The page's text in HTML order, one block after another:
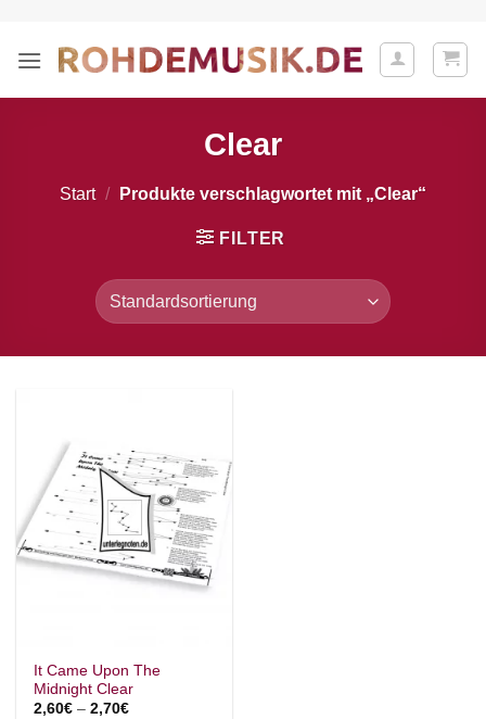
springen
Clear
Start / Produkte verschlagwortet mit „Clear“
FILTER
It Came Upon The
Midnight Clear
2,60€ –2,70€